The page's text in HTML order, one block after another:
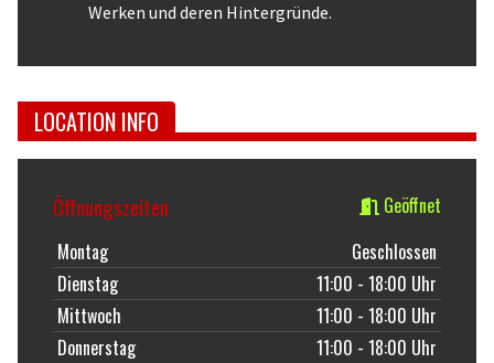
Werken und deren Hintergründe.
LOCATION INFO
Öffnungszeiten
Geöffnet
Montag
Geschlossen
Dienstag
11:00 - 18:00 Uhr
Mittwoch
11:00 - 18:00 Uhr
Donnerstag
11:00 - 18:00 Uhr